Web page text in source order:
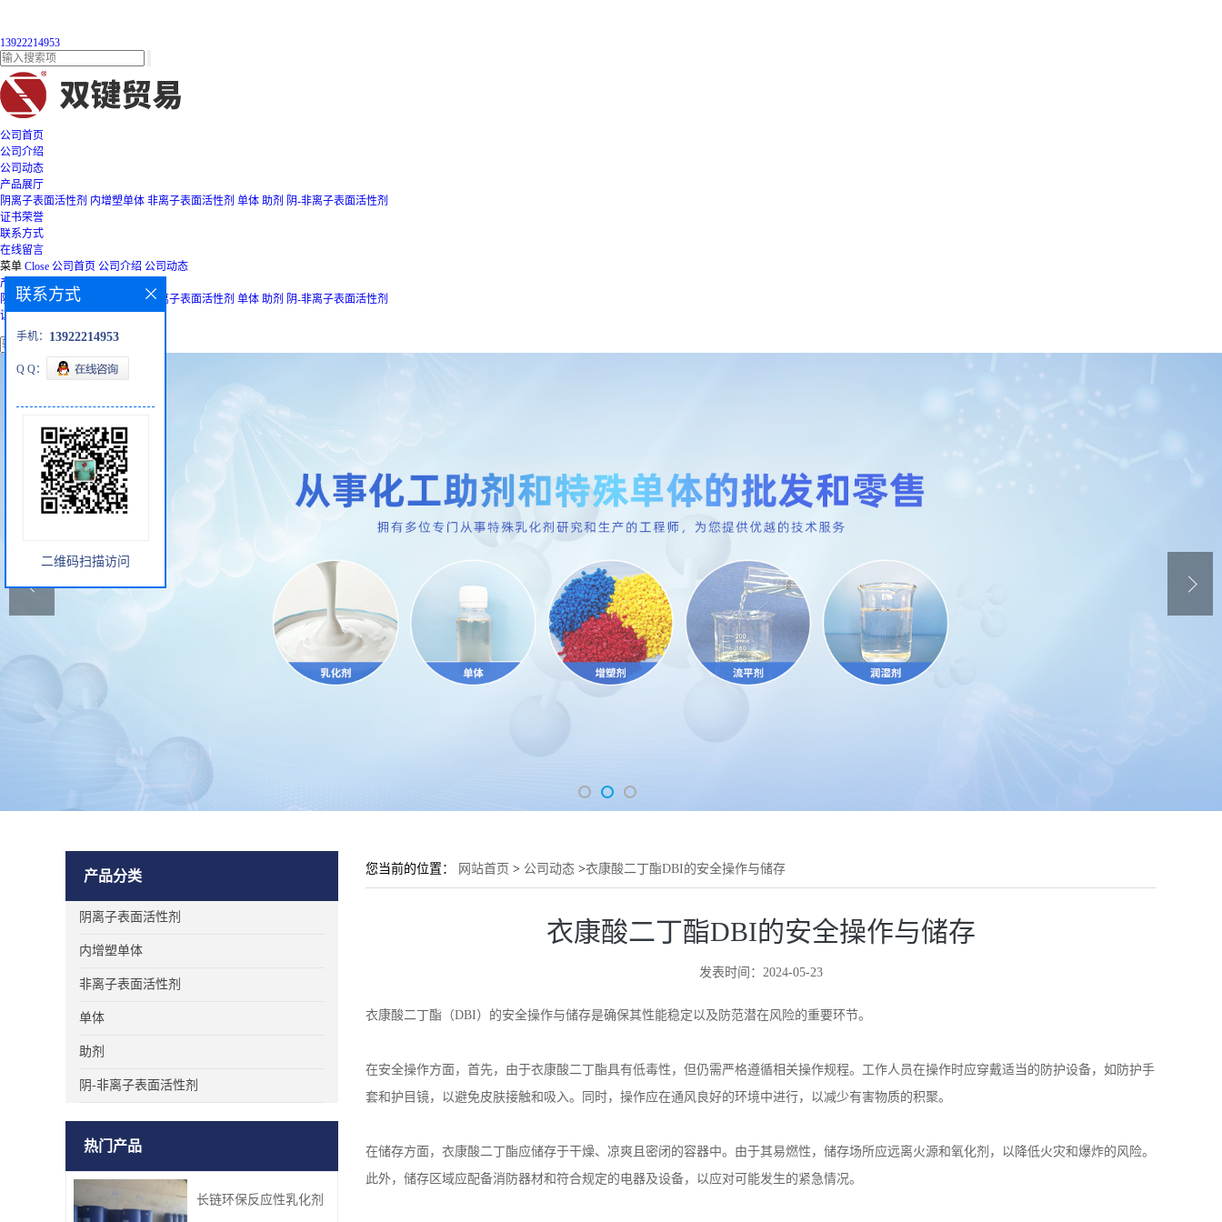
13922214953
公司首页
公司介绍
公司动态
产品展厅
阴离子表面活性剂 内增塑单体 非离子表面活性剂 单体 助剂 阴-非离子表面活性剂
证书荣誉
联系方式
在线留言
菜单 Close 公司首页 公司介绍 公司动态
产品展厅
阴离子表面活性剂
非离子表面活性剂 单体 助剂 阴-非离子表面活性剂
证书荣誉 联系方式 在线留言
产品分类
阴离子表面活性剂
内增塑单体
非离子表面活性剂
单体
助剂
阴-非离子表面活性剂
热门产品
长链环保反应性乳化剂
您当前的位置： 网站首页 > 公司动态 >衣康酸二丁酯DBI的安全操作与储存
衣康酸二丁酯DBI的安全操作与储存
发表时间：2024-05-23
衣康酸二丁酯（DBI）的安全操作与储存是确保其性能稳定以及防范潜在风险的重要环节。
在安全操作方面，首先，由于衣康酸二丁酯具有低毒性，但仍需严格遵循相关操作规程。工作人员在操作时应穿戴适当的防护设备，如防护手
套和护目镜，以避免皮肤接触和吸入。同时，操作应在通风良好的环境中进行，以减少有害物质的积聚。
在储存方面，衣康酸二丁酯应储存于干燥、凉爽且密闭的容器中。由于其易燃性，储存场所应远离火源和氧化剂，以降低火灾和爆炸的风险。
此外，储存区域应配备消防器材和符合规定的电器及设备，以应对可能发生的紧急情况。
联系方式
手机： 13922214953
Q Q：
二维码扫描访问